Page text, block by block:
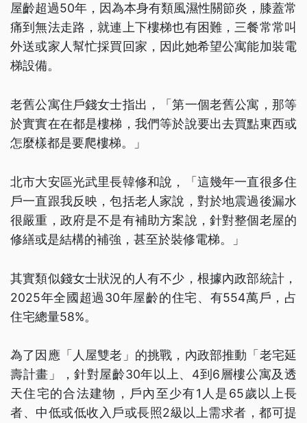
屋齡超過50年，因為本身有類風濕性關節炎，膝蓋常
痛到無法走路，就連上下樓梯也有困難，三餐常常叫
外送或家人幫忙採買回家，因此她希望公寓能加裝電
梯設備。
老舊公寓住戶錢女士指出，「第一個老舊公寓，那等
於實實在在都是樓梯，我們等於說要出去買點東西或
怎麼樣都是要爬樓梯。」
北市大安區光武里長韓修和說，「這幾年一直很多住
戶一直跟我反映，包括老人家說，對於地震過後漏水
很嚴重，政府是不是有補助方案說，針對整個老屋的
修繕或是結構的補強，甚至於裝修電梯。」
其實類似錢女士狀況的人有不少，根據內政部統計，
2025年全國超過30年屋齡的住宅、有554萬戶，占
住宅總量58%。
為了因應「人屋雙老」的挑戰，內政部推動「老宅延
壽計畫」，針對屋齡30年以上、4到6層樓公寓及透
天住宅的合法建物，戶內至少有1人是65歲以上長
者、中低或低收入戶或長照2級以上需求者，都可提